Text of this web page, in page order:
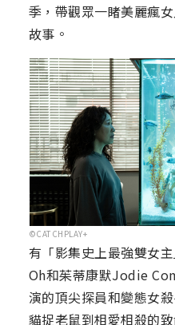
季，帶觀眾一睹美麗瘋
故事。
©CATCHPLAY+
有「影集史上最強雙女
Oh和茱蒂康默Jodie
演的頂尖探員和變態女
貓捉老鼠到相愛相殺的